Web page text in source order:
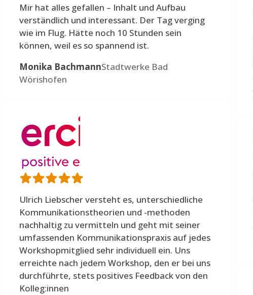
Mir hat alles gefallen – Inhalt und Aufbau
verständlich und interessant. Der Tag verging
wie im Flug. Hätte noch 10 Stunden sein
können, weil es so spannend ist.
Monika BachmannStadtwerke Bad
Wörishofen
Ulrich Liebscher versteht es, unterschiedliche
Kommunikationstheorien und -methoden
nachhaltig zu vermitteln und geht mit seiner
umfassenden Kommunikationspraxis auf jedes
Workshopmitglied sehr individuell ein. Uns
erreichte nach jedem Workshop, den er bei uns
durchführte, stets positives Feedback von den
Kolleg:innen